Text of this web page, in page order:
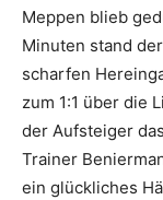
Meppen blieb
Minuten stand
scharfen
zum 1:1 über die
der Aufsteiger
Trainer
ein glückliches